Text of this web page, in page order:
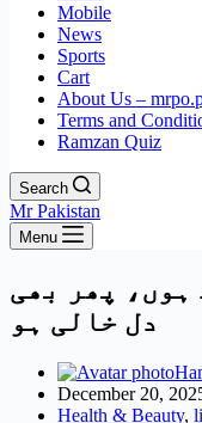
Mobile
News
Sports
Cart
About Us –
Terms and
Ramzan Quiz
Search
Mr Pakistan
Menu
ہوں، پھر بھی
دل خالی ہو
December 20,
Health & Beauty,